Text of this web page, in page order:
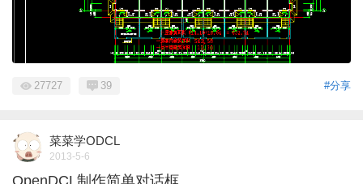
#分享
27727 39
菜菜学ODCL
2013-5-6
OpenDCL制作简单对话框